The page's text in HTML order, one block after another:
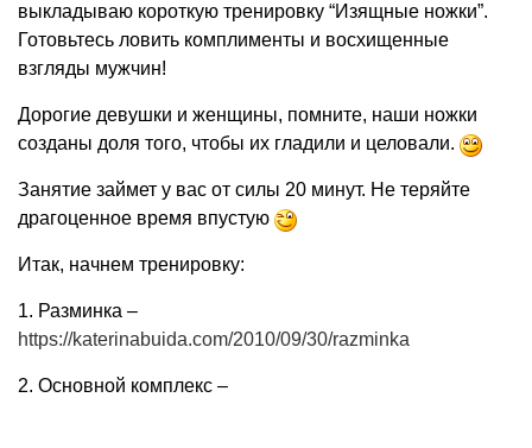
выкладываю короткую тренировку “Изящные ножки”.
Готовьтесь ловить комплименты и восхищенные
взгляды мужчин!
Дорогие девушки и женщины, помните, наши ножки
созданы доля того, чтобы их гладили и целовали.
Занятие займет у вас от силы 20 минут. Не теряйте
драгоценное время впустую
Итак, начнем тренировку:
1. Разминка –
https://katerinabuida.com/2010/09/30/razminka
2. Основной комплекс –